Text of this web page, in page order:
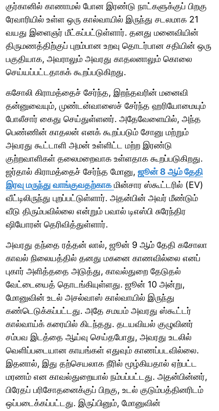
குர்கானில் காணாமல் போன இரண்டு நாட்களுக்குப் பிறகு
ரேவாரியில் உள்ள ஒரு கால்வாயில் இருந்து சடலமாக 21
வயது இளைஞர் மீட்கப்பட்டுள்ளார். தனது மனைவியின்
திருமணத்திற்குப் புறம்பான உறவு தொடர்பான சதியின் ஒரு
பகுதியாக, அவராலும் அவரது காதலனாலும் கொலை
செய்யப்பட்டதாகக் கூறப்படுகிறது.
கசோலி கிராமத்தைச் சேர்ந்த, இறந்தவரின் மனைவி
தன்னுவையும், முண்டன்வாஸைச் சேர்ந்த ஹரியோமையும்
போலீசார் கைது செய்துள்ளனர். அதேவேளையில், அந்த
பெண்ணின் காதலன் எனக் கூறப்படும் சோனு மற்றும்
அவரது கூட்டாளி அமன் உள்ளிட்ட மற்ற இரண்டு
குற்றவாளிகள் தலைமறைவாக உள்ளதாக கூறப்படுகிறது.
ஜர்தால் கிராமத்தைச் சேர்ந்த மோனு, ஜூன் 8 ஆம் தேதி
இரவு மருந்து வாங்குவதற்காக மின்சார ஸ்கூட்டரில் (EV)
வீட்டிலிருந்து புறப்பட்டுள்ளார். அதன்பின் அவர் மீண்டும்
வீடு திரும்பவில்லை என்றும் பவால் டிஎஸ்பி சுரேந்திர
ஷியோரன் தெரிவித்துள்ளார்.
அவரது தந்தை ரத்தன் லால், ஜூன் 9 ஆம் தேதி கசோலா
காவல் நிலையத்தில் தனது மகனை காணவில்லை எனப்
புகார் அளித்ததை அடுத்து, காவல்துறை தேடுதல்
வேட்டையைத் தொடங்கியுள்ளது. ஜூன் 10 அன்று,
மோனுவின் உடல் அசல்வாஸ் கால்வாயில் இருந்து
கண்டெடுக்கப்பட்டது. அதே சமயம் அவரது ஸ்கூட்டர்
கால்வாய்க் கரையில் கிடந்தது. தடயவியல் குழுவினர்
சம்பவ இடத்தை ஆய்வு செய்தபோது, ​​அவரது உடலில்
வெளிப்படையான காயங்கள் எதுவும் காணப்படவில்லை.
இதனால், இது தற்செயலாக நீரில் மூழ்கியதால் ஏற்பட்ட
மரணம் என காவல்துறையால் நம்பப்பட்டது. அதன்பின்னர்,
பிரேதப் பரிசோதனைக்குப் பிறகு, உடல் குடும்பத்தினரிடம்
ஒப்படைக்கப்பட்டது. இருப்பினும், மோனுவின்